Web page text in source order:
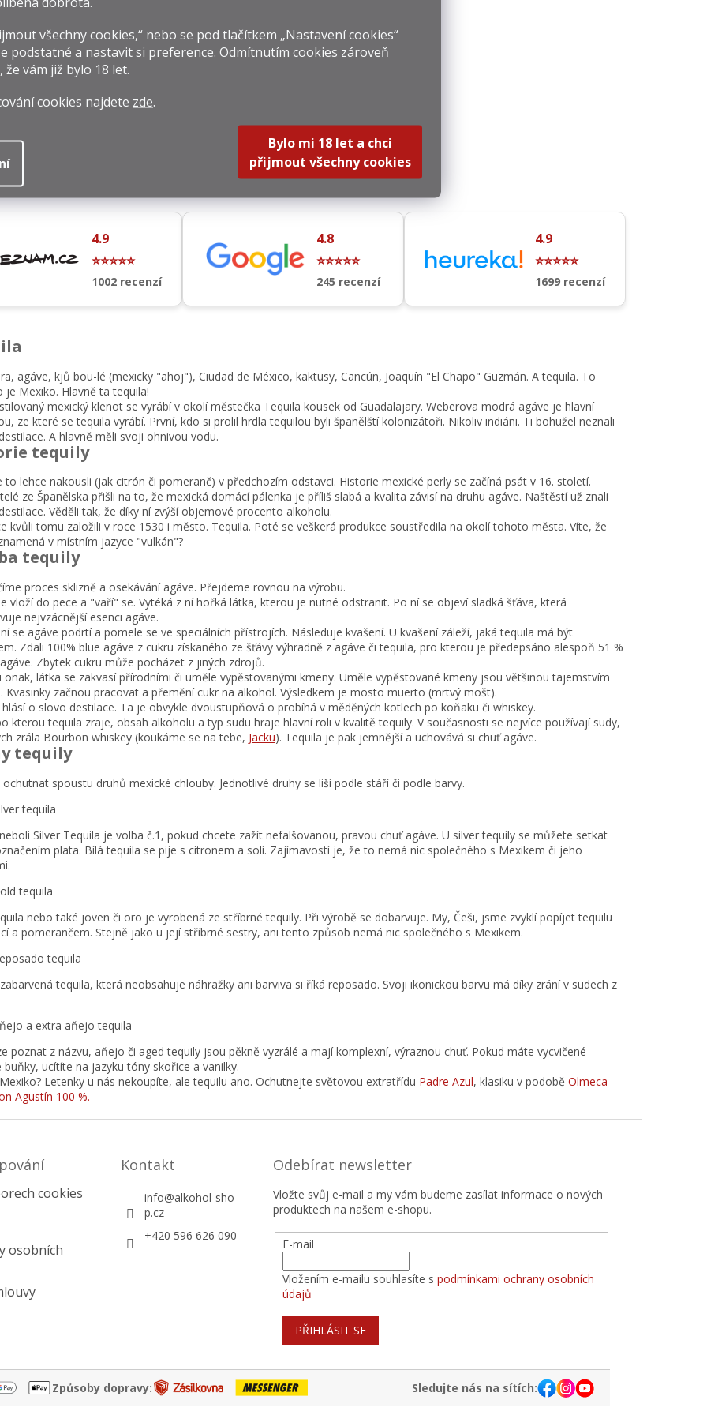
všechny cookies,“ nebo se pod tlačítkem „Nastavení cookies“
podstatné a nastavit si preference. Odmítnutím cookies zároveň
vám již bylo 18 let.
cookies najdete zde.
Bylo mi 18 let a chci
přijmout všechny cookies
El Jimador Blanco 1l 38%
Kč / 1 l
O
v
d
a
y
ý
p
4.9
⭐⭐⭐⭐⭐
1002 recenzí
4.8
⭐⭐⭐⭐⭐
245 recenzí
4.9
⭐⭐⭐⭐⭐
1699 recenzí
agáve, kjů bou-lé (mexicky "ahoj"), Ciudad de México, kaktusy, Cancún, Joaquín "El Chapo" Guzmán. A tequila. To
je Mexiko. Hlavně ta tequila!
mexický klenot se vyrábí v okolí městečka Tequila kousek od Guadalajary. Weberova modrá agáve je hlavní
ze které se tequila vyrábí. První, kdo si prolil hrdla tequilou byli španělští kolonizátoři. Nikoliv indiáni. Ti bohužel neznali
A hlavně měli svoji ohnivou vodu.
tequily
to lehce nakousli (jak citrón či pomeranč) v předchozím odstavci. Historie mexické perly se začíná psát v 16. století.
ze Španělska přišli na to, že mexická domácí pálenka je příliš slabá a kvalita závisí na druhu agáve. Naštěstí už znali
Věděli tak, že díky ní zvýší objemové procento alkoholu.
kvůli tomu založili v roce 1530 i město. Tequila. Poté se veškerá produkce soustředila na okolí tohoto města. Víte, že
v místním jazyce "vulkán"?
tequily
proces sklizně a osekávání agáve. Přejdeme rovnou na výrobu.
vloží do pece a "vaří" se. Vytéká z ní hořká látka, kterou je nutné odstranit. Po ní se objeví sladká šťáva, která
nejvzácnější esenci agáve.
se agáve podrtí a pomele se ve speciálních přístrojích. Následuje kvašení. U kvašení záleží, jaká tequila má být
Zdali 100% blue agáve z cukru získaného ze šťávy výhradně z agáve či tequila, pro kterou je předepsáno alespoň 51 %
Zbytek cukru může pocházet z jiných zdrojů.
onak, látka se zakvasí přírodními či uměle vypěstovanými kmeny. Uměle vypěstované kmeny jsou většinou tajemstvím
Kvasinky začnou pracovat a přemění cukr na alkohol. Výsledkem je mosto muerto (mrtvý mošt).
o slovo destilace. Ta je obvykle dvoustupňová o probíhá v měděných kotlech po koňaku či whiskey.
kterou tequila zraje, obsah alkoholu a typ sudu hraje hlavní roli v kvalitě tequily. V současnosti se nejvíce používají sudy,
zrála Bourbon whiskey (koukáme se na tebe, Jacku). Tequila je pak jemnější a uchovává si chuť agáve.
tequily
spoustu druhů mexické chlouby. Jednotlivé druhy se liší podle stáří či podle barvy.
tequila
Silver Tequila je volba č.1, pokud chcete zažít nefalšovanou, pravou chuť agáve. U silver tequily se můžete setkat
plata. Bílá tequila se pije s citronem a solí. Zajímavostí je, že to nemá nic společného s Mexikem či jeho
tequila
nebo také joven či oro je vyrobená ze stříbrné tequily. Při výrobě se dobarvuje. My, Češi, jsme zvyklí popíjet tequilu
a pomerančem. Stejně jako u její stříbrné sestry, ani tento způsob nemá nic společného s Mexikem.
tequila
tequila, která neobsahuje náhražky ani barviva si říká reposado. Svoji ikonickou barvu má díky zrání v sudech z
a extra aňejo tequila
poznat z názvu, aňejo či aged tequily jsou pěkně vyzrálé a mají komplexní, výraznou chuť. Pokud máte vycvičené
buňky, ucítíte na jazyku tóny skořice a vanilky.
Letenky u nás nekoupíte, ale tequilu ano. Ochutnejte světovou extratřídu Padre Azul, klasiku v podobě Olmeca
Agustín 100 %.
cookies
osobních
Kontakt
info@alkohol-sho
p.cz
+420 596 626 090
Odebírat newsletter
Vložte svůj e-mail a my vám budeme zasílat informace o nových
produktech na našem e-shopu.
E-mail
Vložením e-mailu souhlasíte spodmínkami ochrany osobních
údajů
PŘIHLÁSIT SE
Způsoby dopravy: Sledujte nás na sítích: